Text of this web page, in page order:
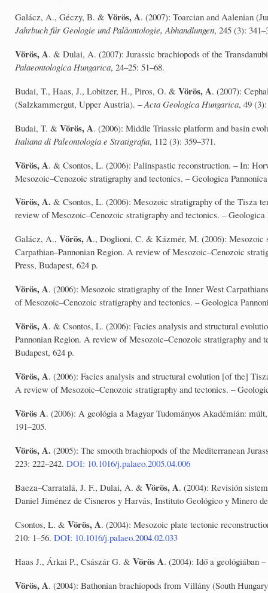
Galácz, A., Géczy, B. & Vörös, A. (2007): Toarcian and Aalenian
Jahrbuch für Geologie und Paläontologie, Abhandlungen, 245 (3):
Vörös, A. & Dulai, A. (2007): Jurassic brachiopods of the
Palaeontologica Hungarica, 24–25: 51–68.
Budai, T., Haas, J., Lobitzer, H., Piros, O. & Vörös, A. (2007):
(Salzkammergut, Upper Austria). –Acta Geologica Hungarica, 49
Budai, T. & Vörös, A. (2006): Middle Triassic platform and basin
Italiana di Paleontologia e Stratigrafia, 112 (3): 359–371.
Vörös, A. & Csontos, L. (2006): Palinspastic reconstruction. – In:
Mesozoic–Cenozoic stratigraphy and tectonics. – Geologica
Vörös, A. & Csontos, L. (2006): Mesozoic stratigraphy of the Tisza
review of Mesozoic–Cenozoic stratigraphy and tectonics. –
Galácz, A., Vörös, A., Doglioni, C. & Kázmér, M. (2006): Mesozoic
Carpathian–Pannonian Region. A review of Mesozoic–Cenozoic
Press, Budapest, 624 p.
Vörös, A. (2006): Mesozoic stratigraphy of the Inner West
of Mesozoic–Cenozoic stratigraphy and tectonics. – Geologica
Vörös, A. & Csontos, L. (2006): Facies analysis and structural
Pannonian Region. A review of Mesozoic–Cenozoic stratigraphy and
Budapest, 624 p.
Vörös, A. (2006): Facies analysis and structural evolution [of the]
A review of Mesozoic–Cenozoic stratigraphy and tectonics. –
Vörös A. (2006): A geológia a Magyar Tudományos Akadémián:
191–205.
Vörös, A. (2005): The smooth brachiopods of the Mediterranean
223: 222–242. DOI: 10.1016/j.palaeo.2005.04.006
Baeza–Carratalá, J. F., Dulai, A. & Vörös, A. (2004): Revisión
Daniel Jiménez de Cisneros y Harvás, Instituto Geológico y Minero
Csontos, L. & Vörös, A. (2004): Mesozoic plate tectonic
210: 1–56. DOI: 10.1016/j.palaeo.2004.02.033
Haas J., Árkai P., Császár G. & Vörös A. (2004): Idő a geológiában
Vörös, A. (2004): Bathonian brachiopods from Villány (South